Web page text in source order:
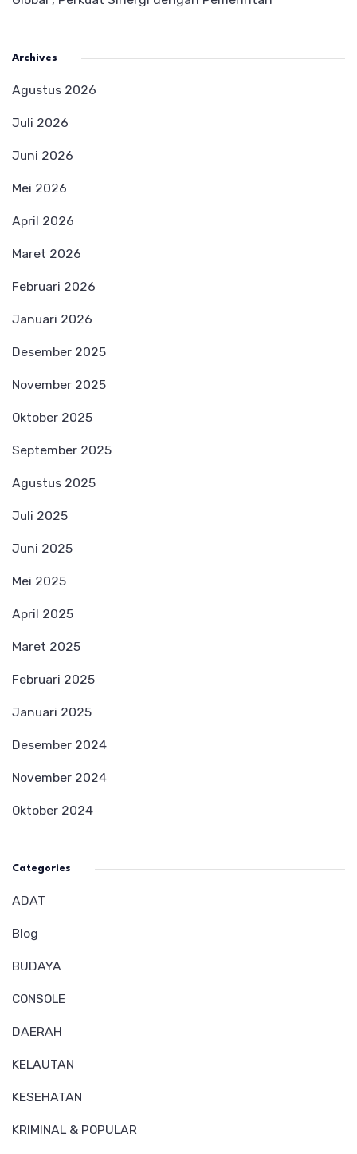
Archives
Agustus 2026
Juli 2026
Juni 2026
Mei 2026
April 2026
Maret 2026
Februari 2026
Januari 2026
Desember 2025
November 2025
Oktober 2025
September 2025
Agustus 2025
Juli 2025
Juni 2025
Mei 2025
April 2025
Maret 2025
Februari 2025
Januari 2025
Desember 2024
November 2024
Oktober 2024
Categories
ADAT
Blog
BUDAYA
CONSOLE
DAERAH
KELAUTAN
KESEHATAN
KRIMINAL & POPULAR